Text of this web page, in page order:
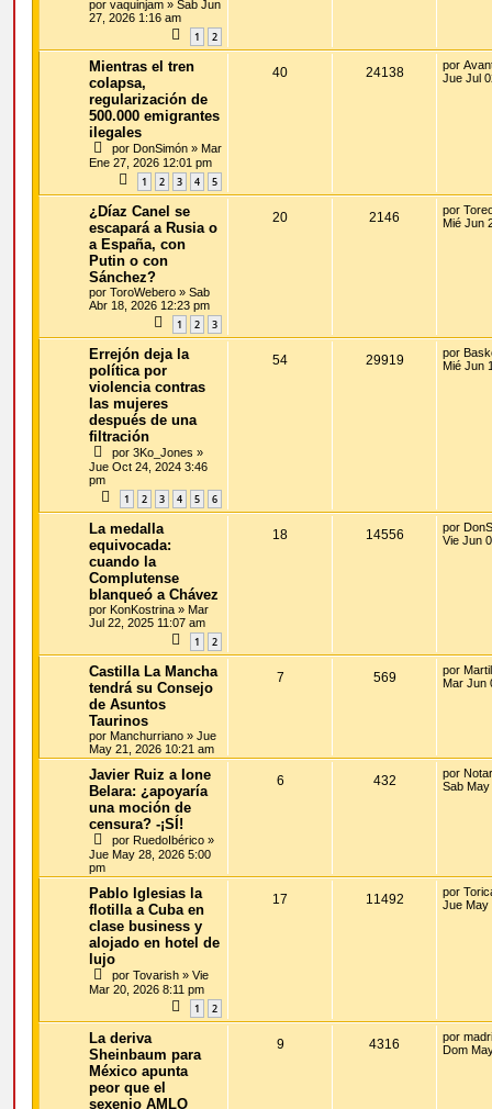
por vaquinjam » Sab Jun
27, 2026 1:16 am
1 2
Mientras el tren
colapsa,
regularización de
500.000 emigrantes
ilegales
por DonSimón » Mar
Ene 27, 2026 12:01 pm
1 2 3 4 5
40 24138 por
Jue Jul
¿Díaz Canel se
escapará a Rusia o
a España, con
Putin o con
Sánchez?
por ToroWebero » Sab
Abr 18, 2026 12:23 pm
1 2 3
20 2146 por
Mié Jun
Errejón deja la
política por
violencia contras
las mujeres
después de una
filtración
por 3Ko_Jones »
Jue Oct 24, 2024 3:46
pm
1 2 3 4 5 6
54 29919 por
Mié Jun
La medalla
equivocada:
cuando la
Complutense
blanqueó a Chávez
por KonKostrina » Mar
Jul 22, 2025 11:07 am
1 2
18 14556 por
Vie Jun
Castilla La Mancha
tendrá su Consejo
de Asuntos
Taurinos
por Manchurriano » Jue
May 21, 2026 10:21 am
7 569 por
Mar Jun
Javier Ruiz a Ione
Belara: ¿apoyaría
una moción de
censura? -¡SÍ!
por RuedoIbérico »
Jue May 28, 2026 5:00
pm
6 432 por
Sab
Pablo Iglesias la
flotilla a Cuba en
clase business y
alojado en hotel de
lujo
por Tovarish » Vie
Mar 20, 2026 8:11 pm
1 2
17 11492 por
Jue May
La deriva
Sheinbaum para
México apunta
peor que el
sexenio AMLO
9 4316 por
Dom